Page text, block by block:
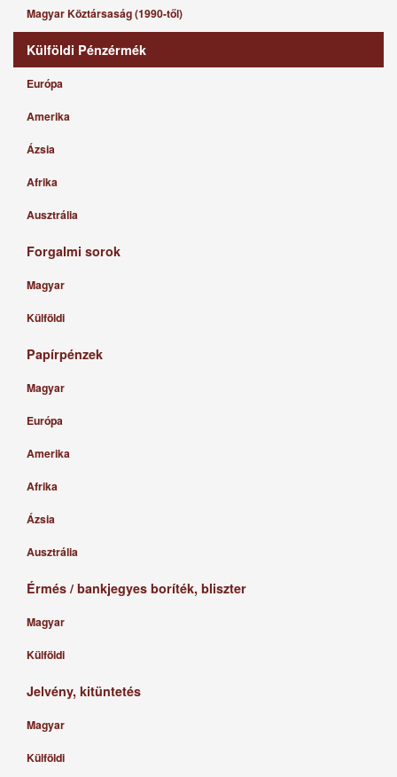
Magyar Köztársaság (1990-től)
Külföldi Pénzérmék
Európa
Amerika
Ázsia
Afrika
Ausztrália
Forgalmi sorok
Magyar
Külföldi
Papírpénzek
Magyar
Európa
Amerika
Afrika
Ázsia
Ausztrália
Érmés / bankjegyes boríték, bliszter
Magyar
Külföldi
Jelvény, kitüntetés
Magyar
Külföldi